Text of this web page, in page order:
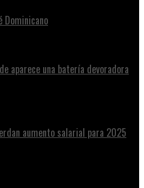
Dominicano
aparece una batería devoradora
aumento salarial para 2025